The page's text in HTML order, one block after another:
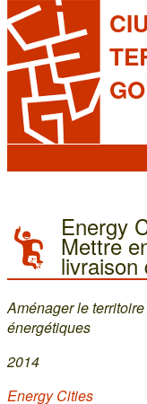
Energy
Mettre
livraison
Aménager le
énergétiques
2014
Energy Cities